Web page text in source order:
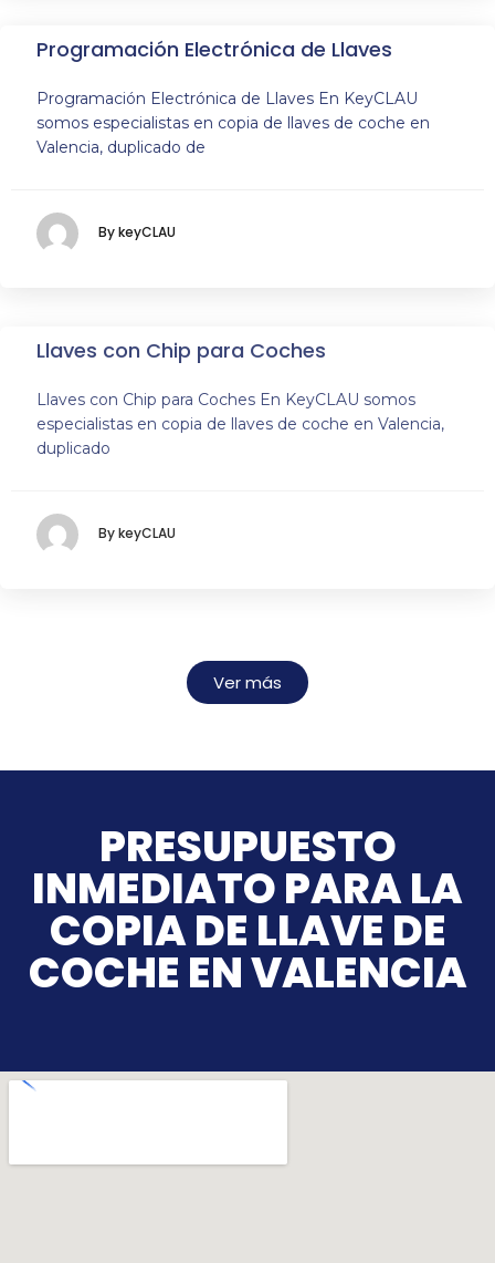
Programación Electrónica de Llaves
Programación Electrónica de Llaves En KeyCLAU
somos especialistas en copia de llaves de coche en
Valencia, duplicado de
By keyCLAU
Llaves con Chip para Coches
Llaves con Chip para Coches En KeyCLAU somos
especialistas en copia de llaves de coche en Valencia,
duplicado
By keyCLAU
Ver más
PRESUPUESTO
INMEDIATO PARA LA
COPIA DE LLAVE DE
COCHE EN VALENCIA